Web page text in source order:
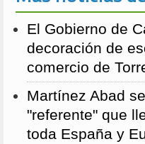
El Gobierno de
decoración de
comercio de
Martínez Abad
"referente" que
toda España y